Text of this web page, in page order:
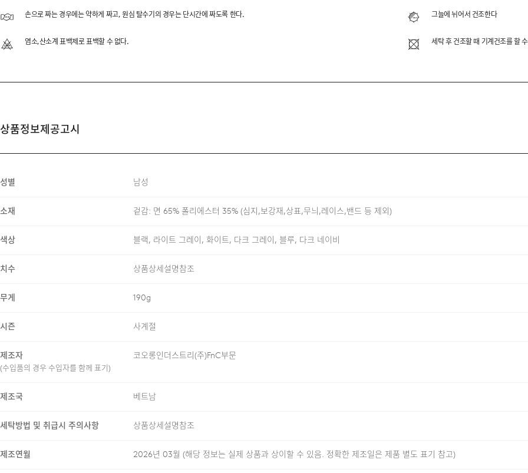
장면사 특유의 부드러운 착용감과 속건 냉감 원사 ASKIN의 조합으로 부드러우면서도 쾌적
DESCRIPTION
TUMBLE DRY FINISH
24/7 COMMENT
수피마 코튼 65%와 ASKIN 기능성 폴리에스터 35% 혼방 원단을 사용했습니다. 수피마 코
ASKIN 원사의 쾌적한 기능성을 더해 장시간 착용에도 편안함을 유지하실 수 있도록 구성했
이중구조로 제작하여 반복착용에도 변형이 생기지 않으며, 모빌론 테이프를 어깨라인에 적
수 있도록 제작했습니다. 텀블워싱 공정으로 수축에 대한 우려까지 최소화하는 작업을 거쳐
손으로 짜는 경우에는 약하게 짜고, 원심 탈수기의 경우는 단시간에 짜도록 한다. 그늘에 뉘어서 건조한다
염소,산소계 표백제로 표백할 수 없다. 세탁 후 건조할 때 기계건조를 할
상품정보제공고시
성별 남성
소재 겉감: 면 65% 폴리에스터 35% (심지,보강재,상표,무늬,레이스,밴드 등 제외)
색상 블랙, 라이트 그레이, 화이트, 다크 그레이, 블루, 다크 네이비
치수 상품상세설명참조
무게 190g
시즌 사계절
제조자
(수입품의 경우 수입자를 함께 표기)
코오롱인더스트리(주)FnC부문
제조국 베트남
세탁방법 및 취급시 주의사항 상품상세설명참조
제조연월 2026년 03월 (해당 정보는 실제 상품과 상이할 수 있음. 정확한 제조일은 제품 별도 표기 참고)